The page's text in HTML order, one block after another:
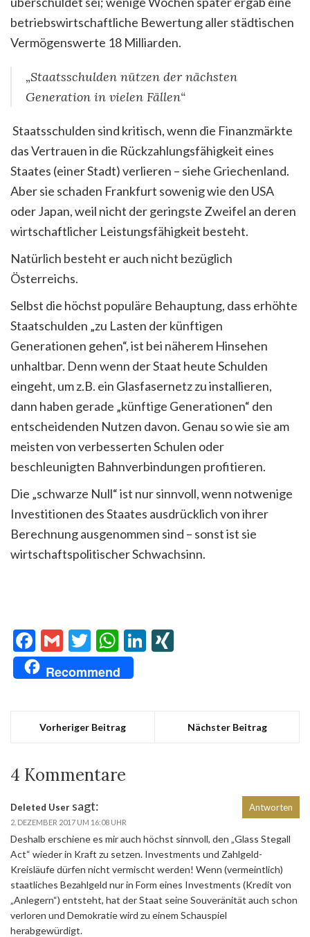
betriebswirtschaftliche Bewertung aller städtischen
Vermögenswerte 18 Milliarden.
„Staatsschulden nützen der nächsten
Generation in vielen Fällen“
Staatsschulden sind kritisch, wenn die Finanzmärkte
das Vertrauen in die Rückzahlungsfähigkeit eines
Staates (einer Stadt) verlieren – siehe Griechenland.
Aber sie schaden Frankfurt sowenig wie den USA
oder Japan, weil nicht der geringste Zweifel an deren
wirtschaftlicher Leistungsfähigkeit besteht.
Natürlich besteht er auch nicht bezüglich
Österreichs.
Selbst die höchst populäre Behauptung, dass erhöhte
Staatschulden „zu Lasten der künftigen
Generationen gehen“, ist bei näherem Hinsehen
unhaltbar. Denn wenn der Staat heute Schulden
eingeht, um z.B. ein Glasfasernetz zu installieren,
dann haben gerade „künftige Generationen“ den
entscheidenden Nutzen davon. Genau so wie sie am
meisten von verbesserten Schulen oder
beschleunigten Bahnverbindungen profitieren.
Die „schwarze Null“ ist nur sinnvoll, wenn notwenige
Investitionen des Staates ausdrücklich von ihrer
Berechnung ausgenommen sind – sonst ist sie
wirtschaftspolitischer Schwachsinn.
Facebook
GmailTwitter
WhatsApp
LinkedIn
Recommend
Vorheriger Beitrag Nächster Beitrag
4 Kommentare
Deleted User sagt:
2. DEZEMBER 2017 UM 16:08 UHR
Deshalb erschiene es mir auch höchst sinnvoll, den „Glass Stegall
Act“ wieder in Kraft zu setzen. Investments und Zahlgeld-
Kreisläufe dürfen nicht vermischt werden! Wenn (vermeintlich)
staatliches Bezahlgeld nur in Form eines Investments (Kredit von
„Anlegern“) entsteht, hat der Staat seine Souveränität auch schon
verloren und Demokratie wird zu einem Schauspiel
herabgewürdigt.
Antworten